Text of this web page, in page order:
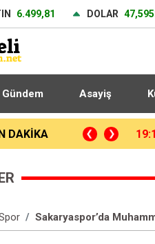
6.499,81 DOLAR
Gündem Asayiş
DAKİKA
Sakaryaspor’da